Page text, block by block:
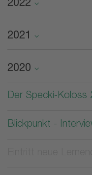
2022
2021
2020
Der Specki-Koloss
Blickpunkt -